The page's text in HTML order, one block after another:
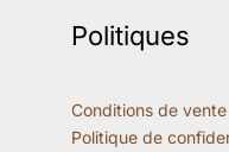
Politiques
Conditions de vente
Politique de